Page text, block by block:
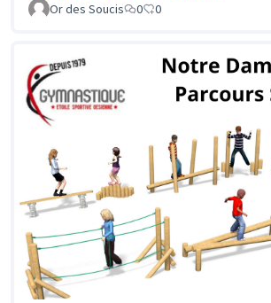
Or des Soucis
0 0